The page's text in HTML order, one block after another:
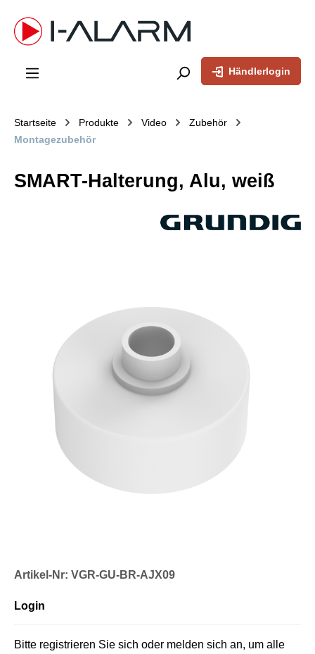
springen
Händlerlogin
Startseite Produkte Video
Zubehör
Montagezubehör
SMART-Halterung, Alu, weiß
Artikel-Nr: VGR-GU-BR-AJX09
Login
Bitte registrieren Sie sich oder melden sich an, um alle